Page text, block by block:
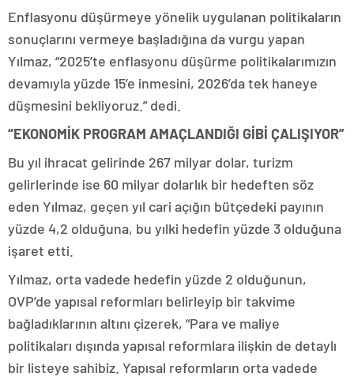
Enflasyonu düşürmeye yönelik uygulanan politikaların
sonuçlarını vermeye başladığına da vurgu yapan
Yılmaz, “2025’te enflasyonu düşürme politikalarımızın
devamıyla yüzde 15’e inmesini, 2026’da tek haneye
düşmesini bekliyoruz.” dedi.
“EKONOMİK PROGRAM AMAÇLANDIĞI GİBİ ÇALIŞIYOR”
Bu yıl ihracat gelirinde 267 milyar dolar, turizm
gelirlerinde ise 60 milyar dolarlık bir hedeften söz
eden Yılmaz, geçen yıl cari açığın bütçedeki payının
yüzde 4,2 olduğuna, bu yılki hedefin yüzde 3 olduğuna
işaret etti.
Yılmaz, orta vadede hedefin yüzde 2 olduğunun,
OVP’de yapısal reformları belirleyip bir takvime
bağladıklarının altını çizerek, “Para ve maliye
politikaları dışında yapısal reformlara ilişkin de detaylı
bir listeye sahibiz. Yapısal reformların orta vadede